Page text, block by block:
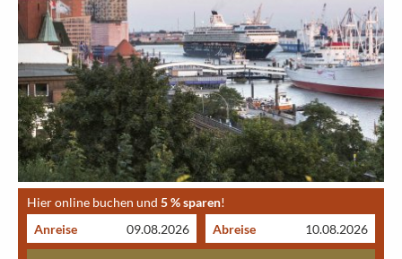
Hier online buchen und 5 % sparen!
Anreise
Abreise